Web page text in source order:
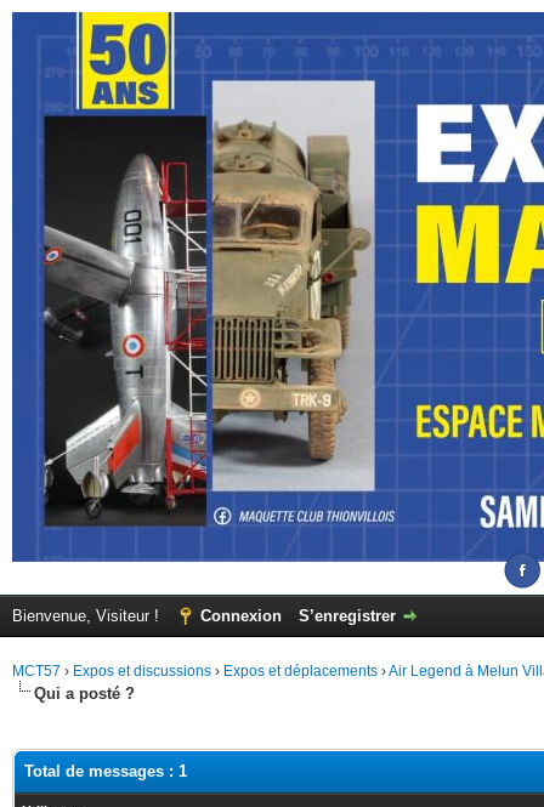
Bienvenue, Visiteur ! Connexion S’enregistrer
MCT57 › Expos et discussions › Expos et déplacements ›Air Legend à Melun
Qui a posté ?
Total de messages : 1